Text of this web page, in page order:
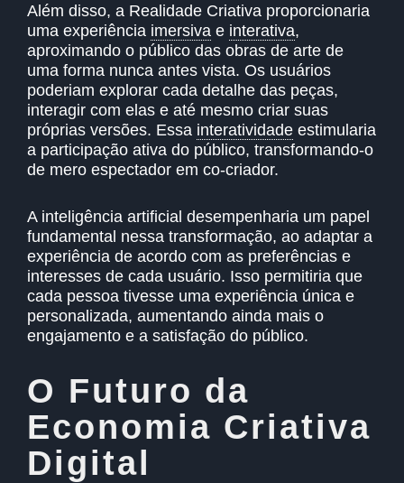
Além disso, a Realidade Criativa proporcionaria
uma experiência imersiva e interativa,
aproximando o público das obras de arte de
uma forma nunca antes vista. Os usuários
poderiam explorar cada detalhe das peças,
interagir com elas e até mesmo criar suas
próprias versões. Essa interatividade estimularia
a participação ativa do público, transformando-o
de mero espectador em co-criador.
A inteligência artificial desempenharia um papel
fundamental nessa transformação, ao adaptar a
experiência de acordo com as preferências e
interesses de cada usuário. Isso permitiria que
cada pessoa tivesse uma experiência única e
personalizada, aumentando ainda mais o
engajamento e a satisfação do público.
O Futuro da
Economia Criativa
Digital